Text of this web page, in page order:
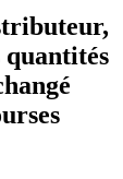
quantités